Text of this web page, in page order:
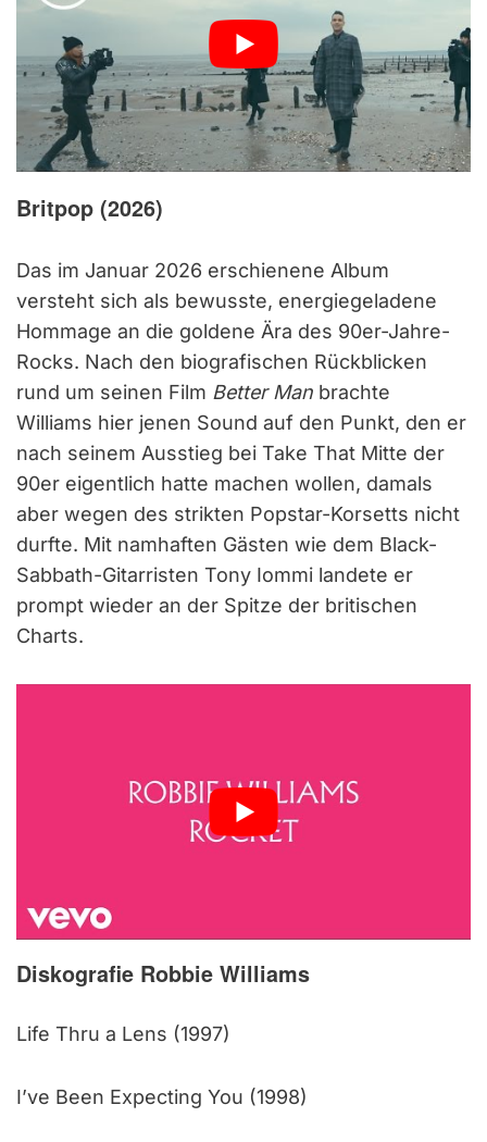
Britpop (2026)
Das im Januar 2026 erschienene Album
versteht sich als bewusste, energiegeladene
Hommage an die goldene Ära des 90er-Jahre-
Rocks. Nach den biografischen Rückblicken
rund um seinen Film Better Man brachte
Williams hier jenen Sound auf den Punkt, den er
nach seinem Ausstieg bei Take That Mitte der
90er eigentlich hatte machen wollen, damals
aber wegen des strikten Popstar-Korsetts nicht
durfte. Mit namhaften Gästen wie dem Black-
Sabbath-Gitarristen Tony Iommi landete er
prompt wieder an der Spitze der britischen
Charts.
Diskografie Robbie Williams
Life Thru a Lens (1997)
I’ve Been Expecting You (1998)